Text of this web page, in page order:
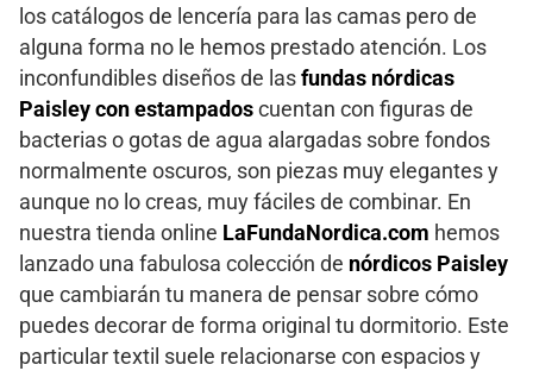
los catálogos de lencería para las camas pero de
alguna forma no le hemos prestado atención. Los
inconfundibles diseños de las fundas nórdicas
Paisley con estampados cuentan con figuras de
bacterias o gotas de agua alargadas sobre fondos
normalmente oscuros, son piezas muy elegantes y
aunque no lo creas, muy fáciles de combinar. En
nuestra tienda online LaFundaNordica.com hemos
lanzado una fabulosa colección de nórdicos Paisley
que cambiarán tu manera de pensar sobre cómo
puedes decorar de forma original tu dormitorio. Este
particular textil suele relacionarse con espacios y